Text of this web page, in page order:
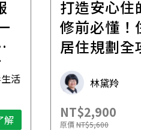
活
解
打造安心住
修前必懂！
居住規劃全
林黛羚
NT$2,900
原價NT$5,600